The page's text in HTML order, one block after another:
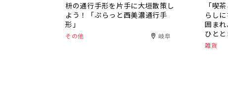
枡の通行手形を片手に大垣散策し
よう！「ぷらっと西美濃通行手
形」
その他 岐阜
「喫
らし
囲ま
ひとと
雑貨